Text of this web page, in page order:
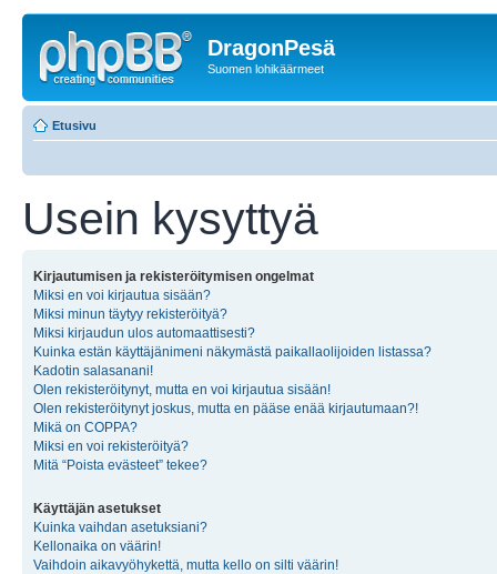
DragonPesä
Suomen lohikäärmeet
Etusivu
Usein kysyttyä
Kirjautumisen ja rekisteröitymisen ongelmat
Miksi en voi kirjautua sisään?
Miksi minun täytyy rekisteröityä?
Miksi kirjaudun ulos automaattisesti?
Kuinka estän käyttäjänimeni näkymästä paikallaolijoiden listassa?
Kadotin salasanani!
Olen rekisteröitynyt, mutta en voi kirjautua sisään!
Olen rekisteröitynyt joskus, mutta en pääse enää kirjautumaan?!
Mikä on COPPA?
Miksi en voi rekisteröityä?
Mitä “Poista evästeet” tekee?
Käyttäjän asetukset
Kuinka vaihdan asetuksiani?
Kellonaika on väärin!
Vaihdoin aikavyöhykettä, mutta kello on silti väärin!